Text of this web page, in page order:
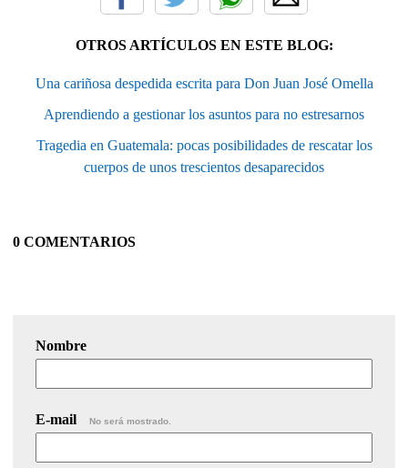
OTROS ARTÍCULOS EN ESTE BLOG:
Una cariñosa despedida escrita para Don Juan José Omella
Aprendiendo a gestionar los asuntos para no estresarnos
Tragedia en Guatemala: pocas posibilidades de rescatar los
cuerpos de unos trescientos desaparecidos
0 COMENTARIOS
Nombre
E-mail No será mostrado.